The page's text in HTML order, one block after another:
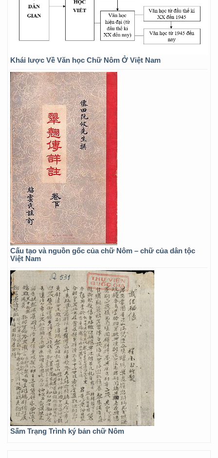
Khái lược Về Văn học Chữ Nôm Ở Việt Nam
Cấu tạo và nguồn gốc của chữ Nôm – chữ của dân tộc
Việt Nam
Sấm Trạng Trình ký bản chữ Nôm